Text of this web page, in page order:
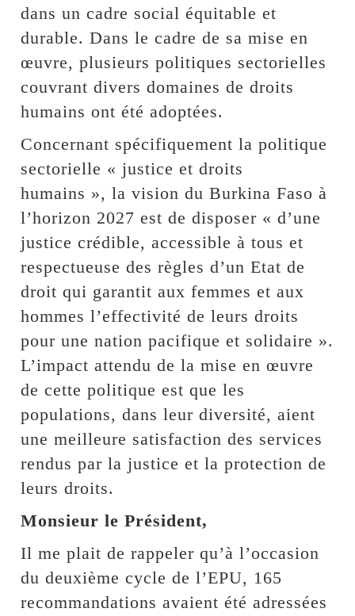
dans un cadre social équitable et
durable. Dans le cadre de sa mise en
œuvre, plusieurs politiques sectorielles
couvrant divers domaines de droits
humains ont été adoptées.
Concernant spécifiquement la politique
sectorielle « justice et droits
humains », la vision du Burkina Faso à
l’horizon 2027 est de disposer « d’une
justice crédible, accessible à tous et
respectueuse des règles d’un Etat de
droit qui garantit aux femmes et aux
hommes l’effectivité de leurs droits
pour une nation pacifique et solidaire ».
L’impact attendu de la mise en œuvre
de cette politique est que les
populations, dans leur diversité, aient
une meilleure satisfaction des services
rendus par la justice et la protection de
leurs droits.
Monsieur le Président,
Il me plait de rappeler qu’à l’occasion
du deuxième cycle de l’EPU, 165
recommandations avaient été adressées